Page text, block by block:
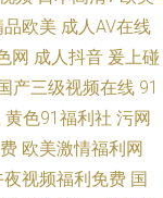
品欧美 成人AV在线
网 成人抖音 爰上碰
产三级视频在线 91
黄色91福利社 污网
欧美激情福利网
夜视频福利免费 国